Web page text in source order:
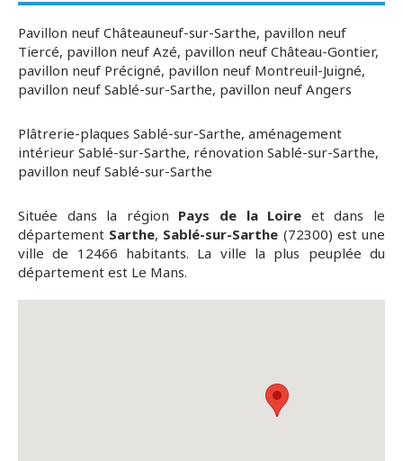
Pavillon neuf Châteauneuf-sur-Sarthe, pavillon neuf
Tiercé, pavillon neuf Azé, pavillon neuf Château-Gontier,
pavillon neuf Précigné, pavillon neuf Montreuil-Juigné,
pavillon neuf Sablé-sur-Sarthe, pavillon neuf Angers
Plâtrerie-plaques Sablé-sur-Sarthe, aménagement
intérieur Sablé-sur-Sarthe, rénovation Sablé-sur-Sarthe,
pavillon neuf Sablé-sur-Sarthe
Située dans la région Pays de la Loire et dans le
département Sarthe, Sablé-sur-Sarthe (72300) est une
ville de 12466 habitants. La ville la plus peuplée du
département est Le Mans.